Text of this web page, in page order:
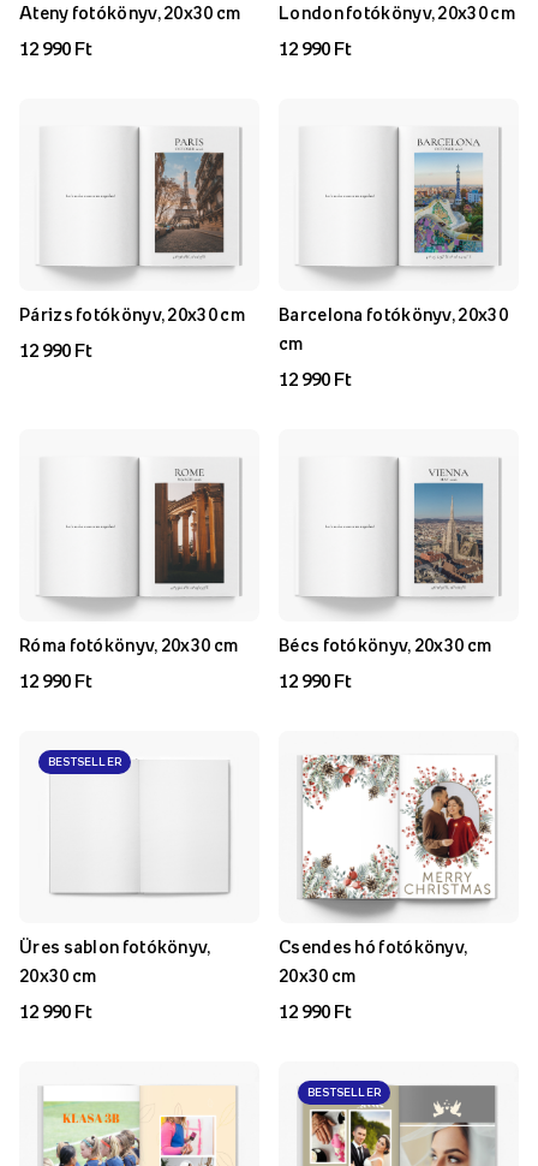
Ateny fotókönyv, 20x30 cm
12 990 Ft
London fotókönyv, 20x30 cm
12 990 Ft
Párizs fotókönyv, 20x30 cm
12 990 Ft
Barcelona fotókönyv, 20x30
cm
12 990 Ft
Róma fotókönyv, 20x30 cm
12 990 Ft
Bécs fotókönyv, 20x30 cm
12 990 Ft
BESTSELLER
Üres sablon fotókönyv,
20x30 cm
12 990 Ft
Csendes hó fotókönyv,
20x30 cm
12 990 Ft
BESTSELLER